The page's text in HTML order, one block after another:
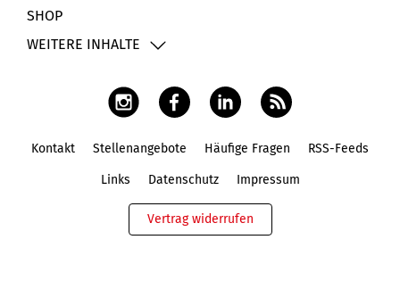
SHOP
WEITERE INHALTE
Kontakt Stellenangebote Häufige Fragen RSS-Feeds
Links Datenschutz Impressum
Vertrag widerrufen